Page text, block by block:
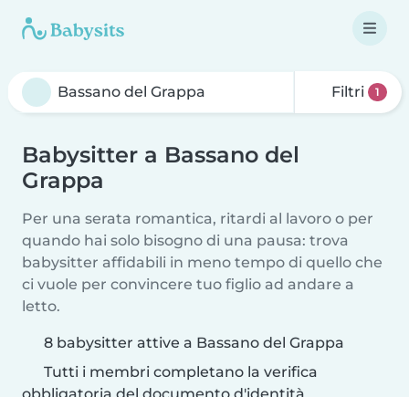
Filtri 1
Babysitter a Bassano del
Grappa
Per una serata romantica, ritardi al lavoro o per
quando hai solo bisogno di una pausa: trova
babysitter affidabili in meno tempo di quello che
ci vuole per convincere tuo figlio ad andare a
letto.
8 babysitter attive a Bassano del Grappa
Tutti i membri completano la verifica